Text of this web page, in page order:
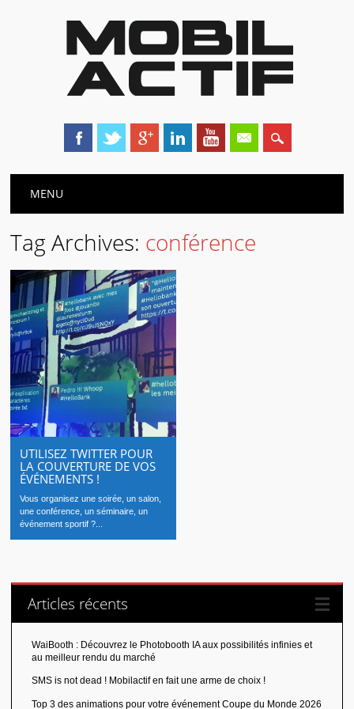
Main menu
MENU
Tag Archives: conférence
UTILISEZ TWITTER POUR
LA COUVERTURE DE VOS
ÉVÉNEMENTS !
Vous organisez une soirée, un salon,
une conférence, un séminaire, un
événement sportif ?...
Articles récents
WaiBooth : Découvrez le Photobooth IA aux possibilités infinies et
au meilleur rendu du marché
SMS is not dead ! Mobilactif en fait une arme de choix !
Top 3 des animations pour votre événement Coupe du Monde 2026